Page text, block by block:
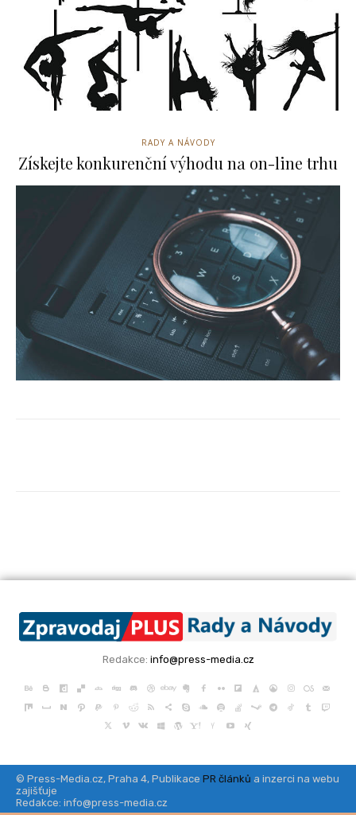
RADY A NÁVODY
Získejte konkurenční výhodu na on-line trhu
Redakce: info@press-media.cz
© Press-Media.cz, Praha 4, Publikace PR článků a inzerci na webu
zajišťuje
Redakce: info@press-media.cz